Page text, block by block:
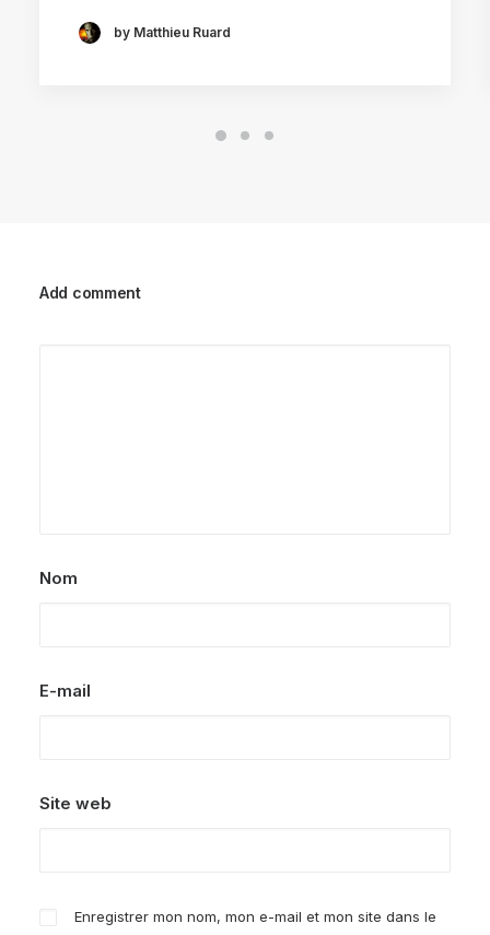
by Matthieu Ruard
Add comment
Nom
E-mail
Site web
Enregistrer mon nom, mon e-mail et mon site dans le